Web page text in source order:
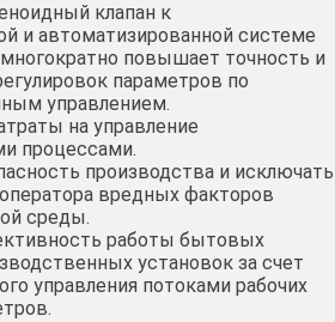
клапан к
и автоматизированной системе
повышает точность и
параметров по
управлением.
на управление
процессами.
производства и исключать
вредных факторов
среды.
работы бытовых
установок за счет
управления потоками рабочих